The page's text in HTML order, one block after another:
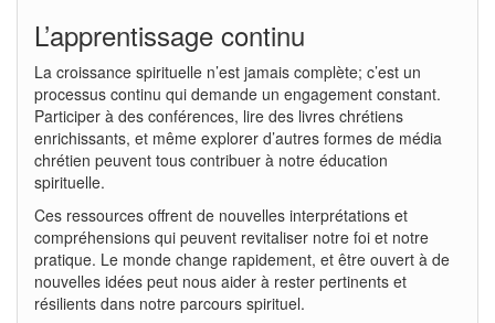
L’apprentissage continu
La croissance spirituelle n’est jamais complète; c’est un
processus continu qui demande un engagement constant.
Participer à des conférences, lire des livres chrétiens
enrichissants, et même explorer d’autres formes de média
chrétien peuvent tous contribuer à notre éducation
spirituelle.
Ces ressources offrent de nouvelles interprétations et
compréhensions qui peuvent revitaliser notre foi et notre
pratique. Le monde change rapidement, et être ouvert à de
nouvelles idées peut nous aider à rester pertinents et
résilients dans notre parcours spirituel.